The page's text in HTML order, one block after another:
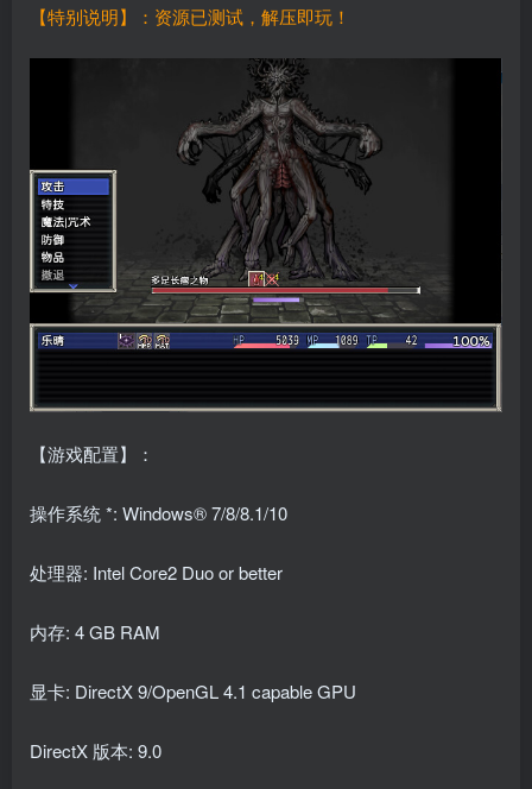
【特别说明】：资源已测试，解压即玩！
【游戏配置】：
操作系统 *: Windows® 7/8/8.1/10
处理器: Intel Core2 Duo or better
内存: 4 GB RAM
显卡: DirectX 9/OpenGL 4.1 capable GPU
DirectX 版本: 9.0